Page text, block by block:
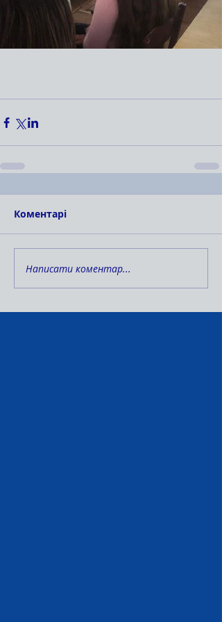
Коментарі
Написати коментар...